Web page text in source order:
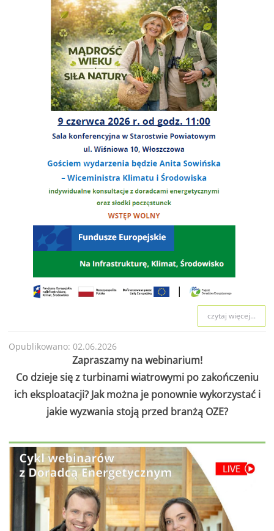
czytaj więcej...
Opublikowano: 02.06.2026
Zapraszamy na webinarium!
Co dzieje się z turbinami wiatrowymi po zakończeniu
ich eksploatacji? Jak można je ponownie wykorzystać i
jakie wyzwania stoją przed branżą OZE?